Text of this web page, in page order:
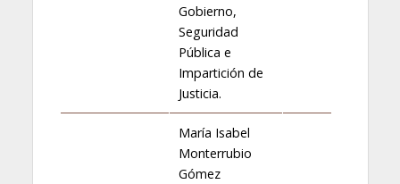
Gobierno,
Seguridad
Pública e
Impartición de
Justicia.
María Isabel
Monterrubio
Gómez